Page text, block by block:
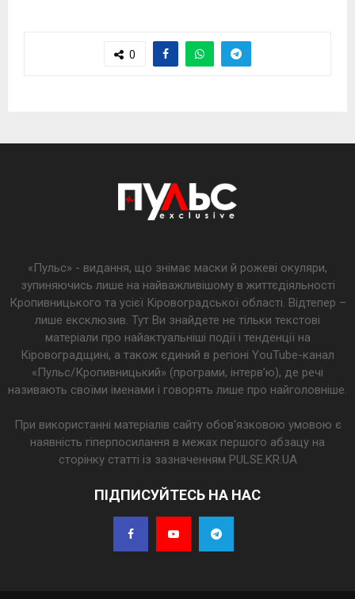
0
«Пульс» - видання, що знімає маски й рожеві окуляри,
зупиняючись лише на найважливішому в життєдіяльності
Кропивницького та усієї Кіровоградської області. Відтепер –
лише ексклюзив. Тут Ви знайдете не тільки текстові
матеріали про найактуальніші події і тенденції на
Кіровоградщині, а також єдиний в регіоні YouTube-канал
«Пульс/Кропивницький» (програми, інтерв’ю), де речі
називають своїми іменами і говорять лише про найголовніше.
При використанні матеріалів сайту обов'язковою умовою є
наявність гіперпосилання в межах першого абзацу на
сторінку статті із зазначенням PULSE.KR.UA
ПІДПИСУЙТЕСЬ НА НАС